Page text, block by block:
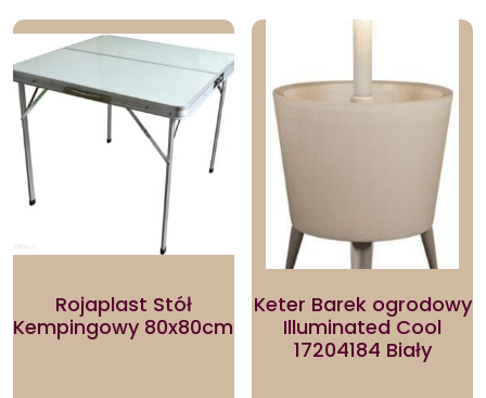
Rojaplast Stół
Kempingowy 80x80cm
Keter Barek ogrodowy
Illuminated Cool
17204184 Biały